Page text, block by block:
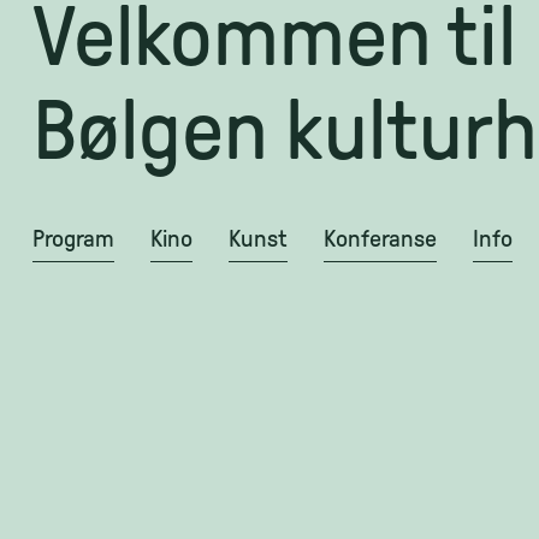
Velkommen til
Bølgen
Program Kino Kunst Konferanse Info